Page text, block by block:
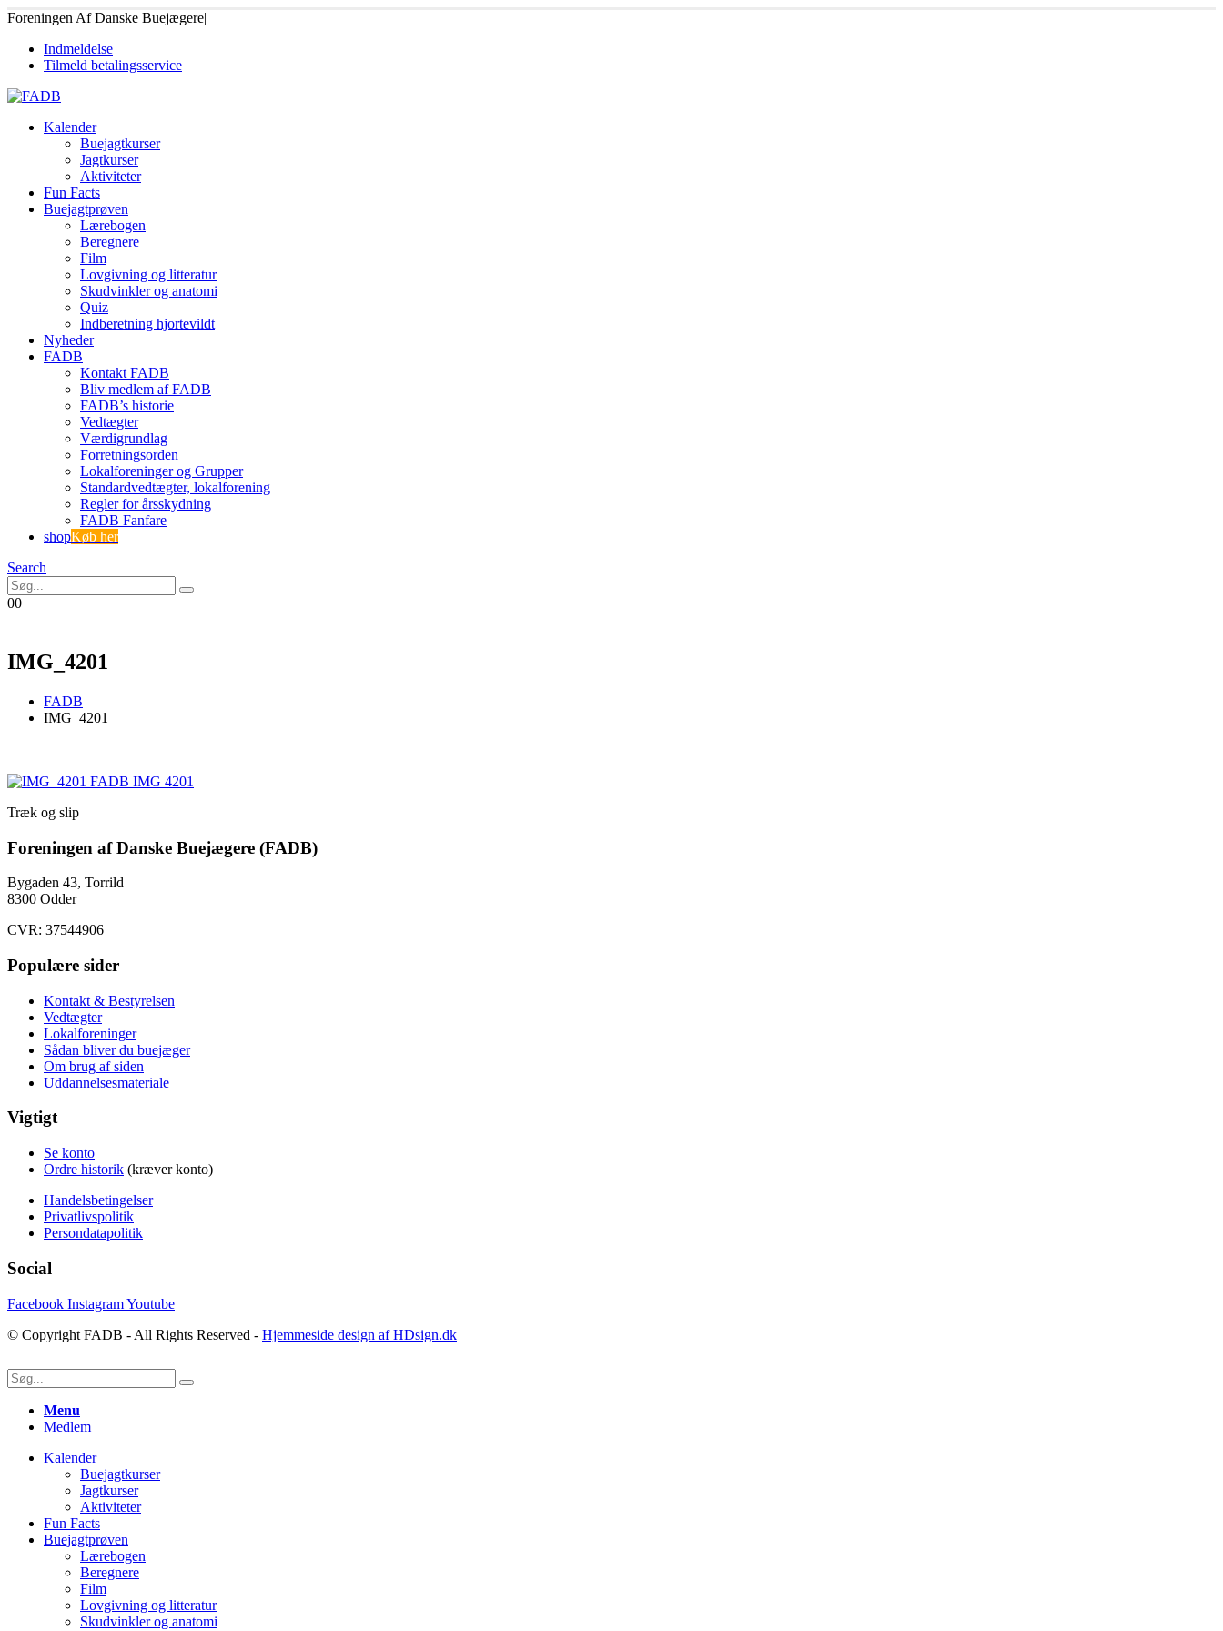
Foreningen Af Danske Buejægere|
Indmeldelse
Tilmeld betalingsservice
Kalender
Buejagtkurser
Jagtkurser
Aktiviteter
Fun Facts
Buejagtprøven
Lærebogen
Beregnere
Film
Lovgivning og litteratur
Skudvinkler og anatomi
Quiz
Indberetning hjortevildt
Nyheder
FADB
Kontakt FADB
Bliv medlem af FADB
FADB’s historie
Vedtægter
Værdigrundlag
Forretningsorden
Lokalforeninger og Grupper
Standardvedtægter, lokalforening
Regler for årsskydning
FADB Fanfare
shopKøb her
Search
00
IMG_4201
FADB
IMG_4201
Træk og slip
Foreningen af Danske Buejægere (FADB)
Bygaden 43, Torrild
8300 Odder
CVR: 37544906
Populære sider
Kontakt & Bestyrelsen
Vedtægter
Lokalforeninger
Sådan bliver du buejæger
Om brug af siden
Uddannelsesmateriale
Vigtigt
Se konto
Ordre historik (kræver konto)
Handelsbetingelser
Privatlivspolitik
Persondatapolitik
Social
Facebook InstagramYoutube
© Copyright FADB - All Rights Reserved - Hjemmeside design af HDsign.dk
Menu
Medlem
Kalender
Buejagtkurser
Jagtkurser
Aktiviteter
Fun Facts
Buejagtprøven
Lærebogen
Beregnere
Film
Lovgivning og litteratur
Skudvinkler og anatomi